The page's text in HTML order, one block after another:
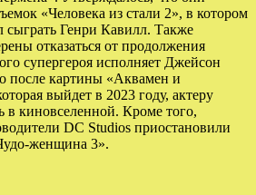
«Человека из стали 2», в котором
Генри Кавилл. Также
отказаться от продолжения
супергероя исполняет Джейсон
после картины «Аквамен и
выйдет в 2023 году, актеру
в киновселенной. Кроме того,
DC Studios приостановили
женщина 3».